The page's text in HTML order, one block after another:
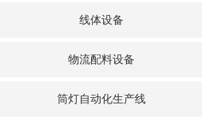
线体设备
物流配料设备
筒灯自动化生产线